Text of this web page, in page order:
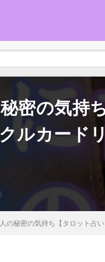
密の気持
ルカード
の秘密の気持ち【タロット占